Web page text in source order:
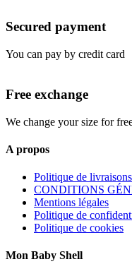
Secured payment
You can pay by credit card
Free exchange
We change your size for
A propos
Politique de
CONDITIONS
Mentions légales
Politique de
Politique de cookies
Mon Baby Shell